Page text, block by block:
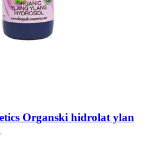
Organski hidrolat ylan